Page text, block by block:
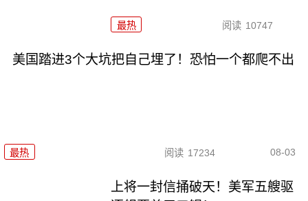
最热 阅读 10747
美国踏进3个大坑把自己埋了！恐怕一个都爬不出
最热 阅读 17234 08-03
上将一封信捅破天！美军五艘驱